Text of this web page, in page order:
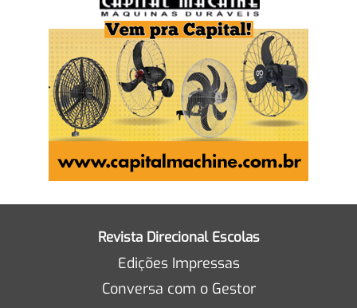
Revista Direcional Escolas
Edições Impressas
Conversa com o Gestor